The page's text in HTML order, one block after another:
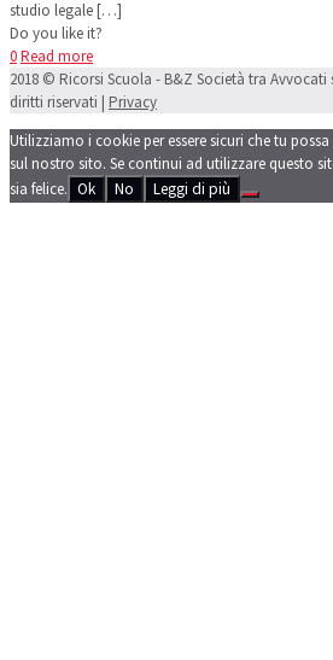
studio legale[…]
Do you like it?
0Read more
2018 © Ricorsi Scuola - B&Z Società tra Avvocati
diritti riservati | Privacy
Utilizziamo i cookie per essere sicuri che tu
sul nostro sito. Se continui ad utilizzare questo
sia felice. Ok No Leggi di più